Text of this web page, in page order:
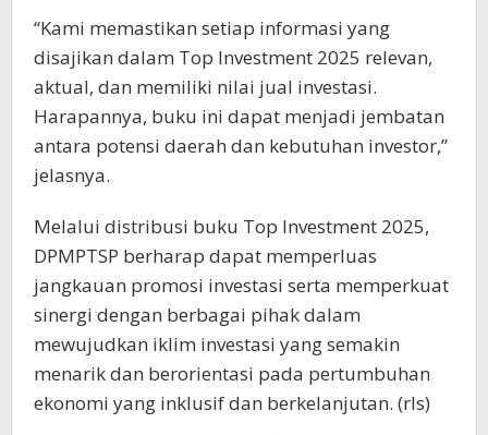
“Kami memastikan setiap informasi yang
disajikan dalam Top Investment 2025 relevan,
aktual, dan memiliki nilai jual investasi.
Harapannya, buku ini dapat menjadi jembatan
antara potensi daerah dan kebutuhan investor,”
jelasnya.
Melalui distribusi buku Top Investment 2025,
DPMPTSP berharap dapat memperluas
jangkauan promosi investasi serta memperkuat
sinergi dengan berbagai pihak dalam
mewujudkan iklim investasi yang semakin
menarik dan berorientasi pada pertumbuhan
ekonomi yang inklusif dan berkelanjutan. (rls)